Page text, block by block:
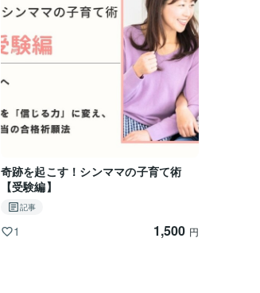
奇跡を起こす！シンママの子育て術
【受験編】
記事
1 1,500 円